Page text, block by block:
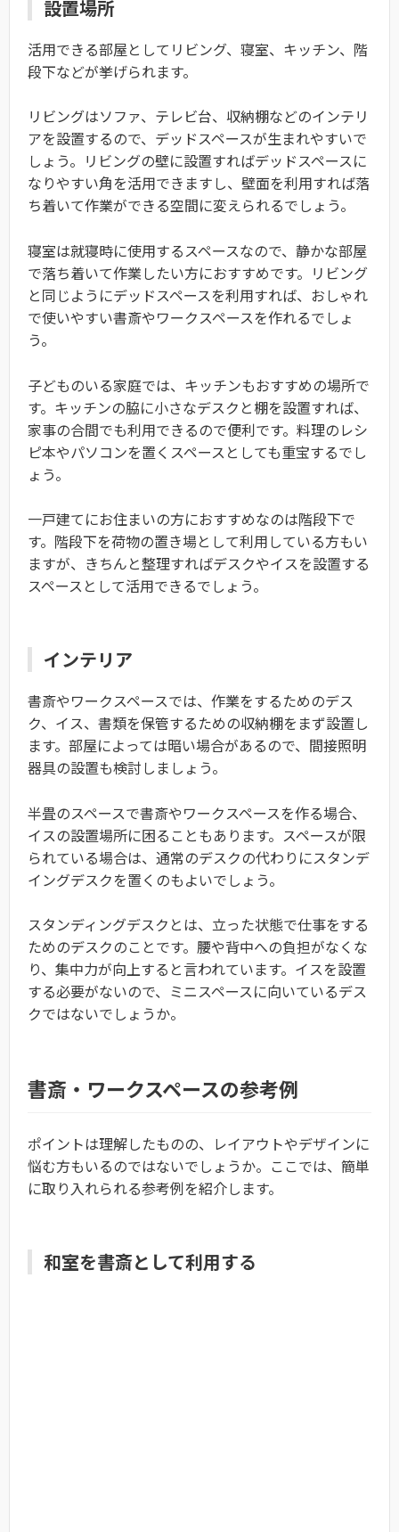
設置場所
活用できる部屋としてリビング、寝室、キッチン、階
段下などが挙げられます。
リビングはソファ、テレビ台、収納棚などのインテリ
アを設置するので、デッドスペースが生まれやすいで
しょう。リビングの壁に設置すればデッドスペースに
なりやすい角を活用できますし、壁面を利用すれば落
ち着いて作業ができる空間に変えられるでしょう。
寝室は就寝時に使用するスペースなので、静かな部屋
で落ち着いて作業したい方におすすめです。リビング
と同じようにデッドスペースを利用すれば、おしゃれ
で使いやすい書斎やワークスペースを作れるでしょ
う。
子どものいる家庭では、キッチンもおすすめの場所で
す。キッチンの脇に小さなデスクと棚を設置すれば、
家事の合間でも利用できるので便利です。料理のレシ
ピ本やパソコンを置くスペースとしても重宝するでし
ょう。
一戸建てにお住まいの方におすすめなのは階段下で
す。階段下を荷物の置き場として利用している方もい
ますが、きちんと整理すればデスクやイスを設置する
スペースとして活用できるでしょう。
インテリア
書斎やワークスペースでは、作業をするためのデス
ク、イス、書類を保管するための収納棚をまず設置し
ます。部屋によっては暗い場合があるので、間接照明
器具の設置も検討しましょう。
半畳のスペースで書斎やワークスペースを作る場合、
イスの設置場所に困ることもあります。スペースが限
られている場合は、通常のデスクの代わりにスタンデ
イングデスクを置くのもよいでしょう。
スタンディングデスクとは、立った状態で仕事をする
ためのデスクのことです。腰や背中への負担がなくな
り、集中力が向上すると言われています。イスを設置
する必要がないので、ミニスペースに向いているデス
クではないでしょうか。
書斎・ワークスペースの参考例
ポイントは理解したものの、レイアウトやデザインに
悩む方もいるのではないでしょうか。ここでは、簡単
に取り入れられる参考例を紹介します。
和室を書斎として利用する